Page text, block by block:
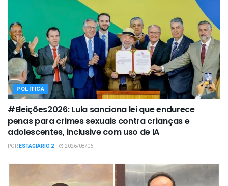
POLÍTICA
#Eleições2026: Lula sanciona lei que endurece
penas para crimes sexuais contra crianças e
adolescentes, inclusive com uso de IA
PORESTAGIÁRIO 2 2026/08/06